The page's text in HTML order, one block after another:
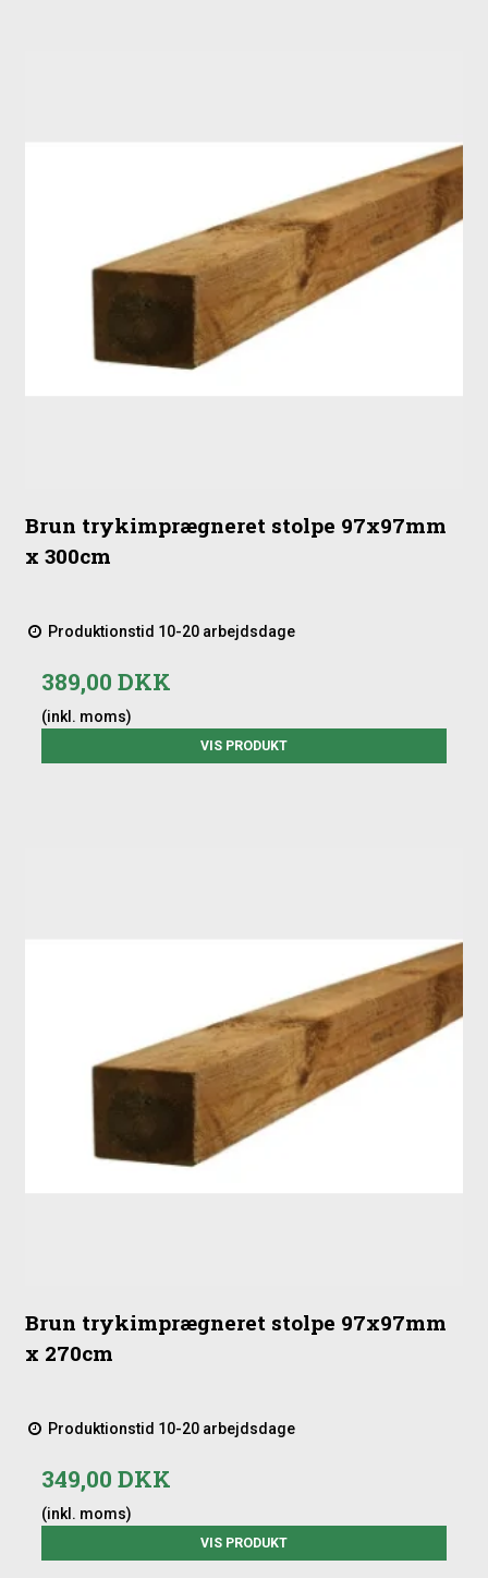
Brun trykimprægneret stolpe 97x97mm
x 300cm
Produktionstid 10-20 arbejdsdage
389,00 DKK
(inkl. moms)
VIS PRODUKT
Brun trykimprægneret stolpe 97x97mm
x 270cm
Produktionstid 10-20 arbejdsdage
349,00 DKK
(inkl. moms)
VIS PRODUKT